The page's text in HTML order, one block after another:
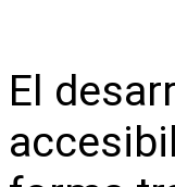
El